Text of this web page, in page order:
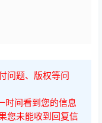
问题、版权等问
时间看到您的信息
您未能收到回复信